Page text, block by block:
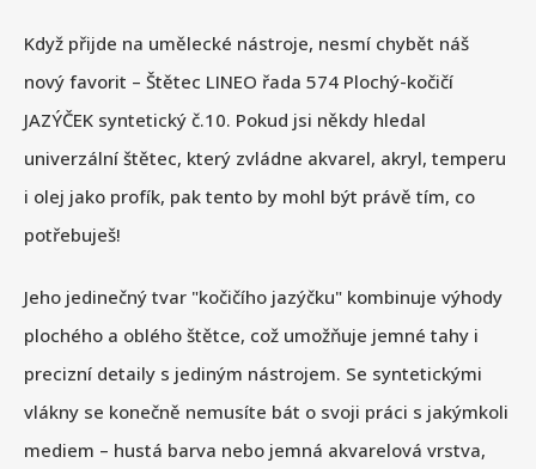
Když přijde na umělecké nástroje, nesmí chybět náš
nový favorit – Štětec LINEO řada 574 Plochý-kočičí
JAZÝČEK syntetický č.10. Pokud jsi někdy hledal
univerzální štětec, který zvládne akvarel, akryl, temperu
i olej jako profík, pak tento by mohl být právě tím, co
potřebuješ!
Jeho jedinečný tvar "kočičího jazýčku" kombinuje výhody
plochého a oblého štětce, což umožňuje jemné tahy i
precizní detaily s jediným nástrojem. Se syntetickými
vlákny se konečně nemusíte bát o svoji práci s jakýmkoli
mediem – hustá barva nebo jemná akvarelová vrstva,